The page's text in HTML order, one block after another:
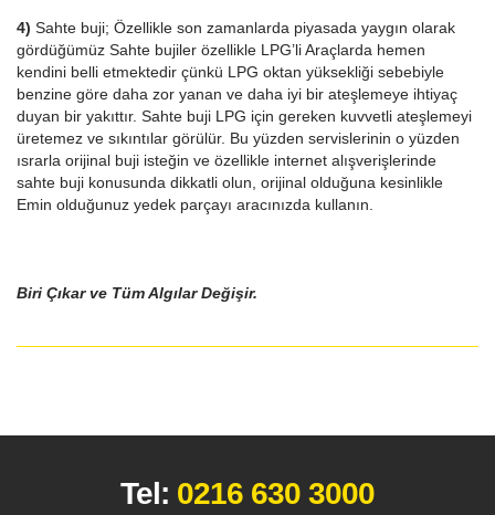
4) Sahte buji; Özellikle son zamanlarda piyasada yaygın olarak
gördüğümüz Sahte bujiler özellikle LPG’li Araçlarda hemen
kendini belli etmektedir çünkü LPG oktan yüksekliği sebebiyle
benzine göre daha zor yanan ve daha iyi bir ateşlemeye ihtiyaç
duyan bir yakıttır. Sahte buji LPG için gereken kuvvetli ateşlemeyi
üretemez ve sıkıntılar görülür. Bu yüzden servislerinin o yüzden
ısrarla orijinal buji isteğin ve özellikle internet alışverişlerinde
sahte buji konusunda dikkatli olun, orijinal olduğuna kesinlikle
Emin olduğunuz yedek parçayı aracınızda kullanın.
Biri Çıkar ve Tüm Algılar Değişir.
Tel: 0216 630 3000